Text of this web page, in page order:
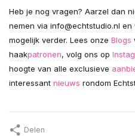
Heb je nog vragen? Aarzel dan
nemen via info@echtstudio.nl en
mogelijk verder. Lees onze Blogs
haakpatronen, volg ons op
hoogte van alle exclusieve
interessant nieuws rondom
Delen